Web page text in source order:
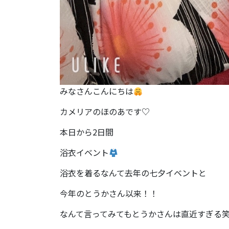
みなさんこんにちは
カメリアのほのあです♡
本日から2日間
浴衣イベント
浴衣を着るなんて去年の七夕イベントと
今年のとうかさん以来！！
なんて言ってみてもとうかさんは直近すぎる